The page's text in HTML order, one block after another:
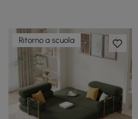
Ritorno a scuola